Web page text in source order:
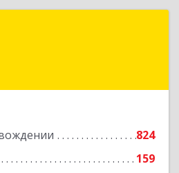
824
159
обл, Волгоград г, им